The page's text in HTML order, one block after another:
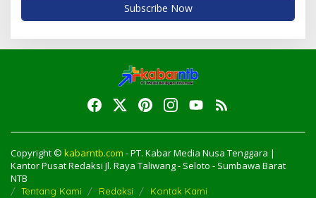
Copyright © kabarntb.com - PT. Kabar Media Nusa Tenggara |
Kantor Pusat Redaksi Jl. Raya Taliwang - Seloto - Sumbawa Barat
NTB
Tentang Kami Redaksi Kontak Kami